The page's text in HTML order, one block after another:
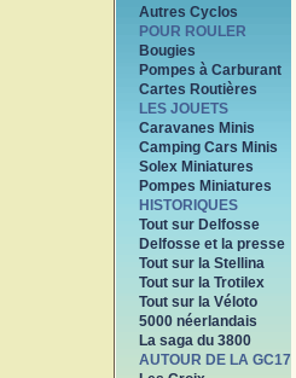
Autres Cyclos
POUR ROULER
Bougies
Pompes à Carburant
Cartes Routières
LES JOUETS
Caravanes Minis
Camping Cars Minis
Solex Miniatures
Pompes Miniatures
HISTORIQUES
Tout sur Delfosse
Delfosse et la presse
Tout sur la Stellina
Tout sur la Trotilex
Tout sur la Véloto
5000 néerlandais
La saga du 3800
AUTOUR DE LA GC17